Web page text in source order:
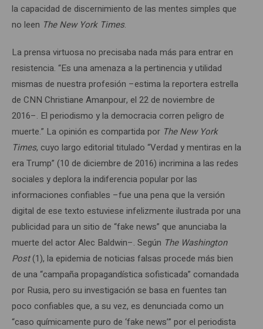
la capacidad de discernimiento de las mentes simples que
no leen The New York Times.
La prensa virtuosa no precisaba nada más para entrar en
resistencia. “Es una amenaza a la pertinencia y utilidad
mismas de nuestra profesión –estima la reportera estrella
de CNN Christiane Amanpour, el 22 de noviembre de
2016–. El periodismo y la democracia corren peligro de
muerte.” La opinión es compartida por The New York
Times, cuyo largo editorial titulado “Verdad y mentiras en la
era Trump” (10 de diciembre de 2016) incrimina a las redes
sociales y deplora la indiferencia popular por las
informaciones confiables –fue una pena que la versión
digital de ese texto estuviese infelizmente ilustrada por una
publicidad para un sitio de “fake news” que anunciaba la
muerte del actor Alec Baldwin–. Según The Washington
Post(1), la epidemia de noticias falsas procede más bien
de una “campaña propagandística sofisticada” comandada
por Rusia, pero su investigación se basa en fuentes tan
poco confiables que, a su vez, es denunciada como un
“caso químicamente puro de ‘fake news’” por el periodista